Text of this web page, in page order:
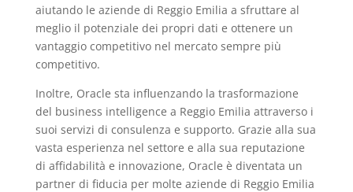
aiutando le aziende di Reggio Emilia a sfruttare al
meglio il potenziale dei propri dati e ottenere un
vantaggio competitivo nel mercato sempre più
competitivo.
Inoltre, Oracle sta influenzando la trasformazione
del business intelligence a Reggio Emilia attraverso i
suoi servizi di consulenza e supporto. Grazie alla sua
vasta esperienza nel settore e alla sua reputazione
di affidabilità e innovazione, Oracle è diventata un
partner di fiducia per molte aziende di Reggio Emilia